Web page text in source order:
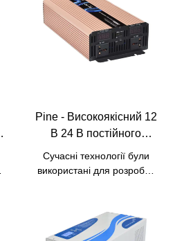
Pine - Високоякісний 12
В 24 В постійного
струму до змінного
струму 110 В 220 В
хвилею Інвертор
потужності 1500 Вт
Сучасні технології були
використані для розробки
постійного струму до
змінного струму 110 В 220